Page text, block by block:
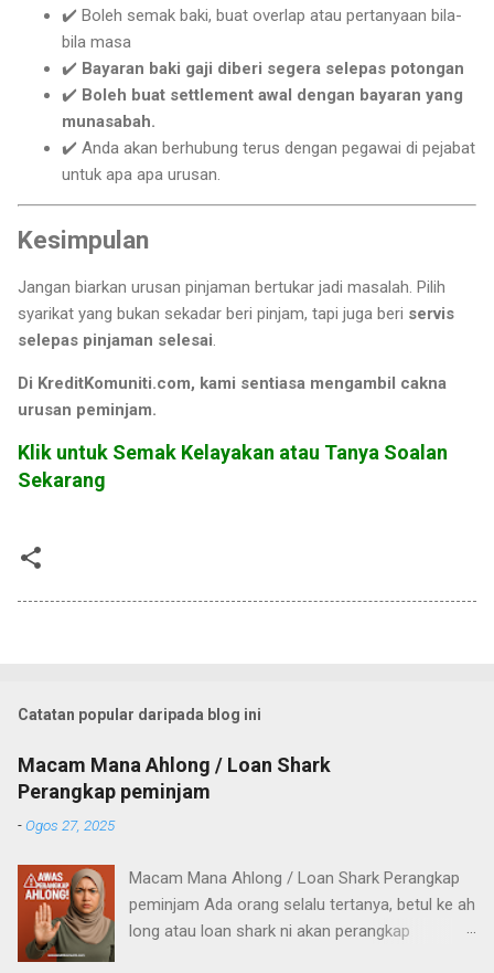
✔️ Boleh semak baki, buat overlap atau pertanyaan bila-
bila masa
✔️ Bayaran baki gaji diberi segera selepas potongan
✔️ Boleh buat settlement awal dengan bayaran yang
munasabah.
✔️ Anda akan berhubung terus dengan pegawai di pejabat
untuk apa apa urusan.
Kesimpulan
Jangan biarkan urusan pinjaman bertukar jadi masalah. Pilih
syarikat yang bukan sekadar beri pinjam, tapi juga beri servis
selepas pinjaman selesai.
Di KreditKomuniti.com, kami sentiasa mengambil cakna
urusan peminjam.
Klik untuk Semak Kelayakan atau Tanya Soalan
Sekarang
Catatan popular daripada blog ini
Macam Mana Ahlong / Loan Shark
Perangkap peminjam
-Ogos 27, 2025
Macam Mana Ahlong / Loan Shark Perangkap
peminjam Ada orang selalu tertanya, betul ke ah
long atau loan shark ni akan perangkap